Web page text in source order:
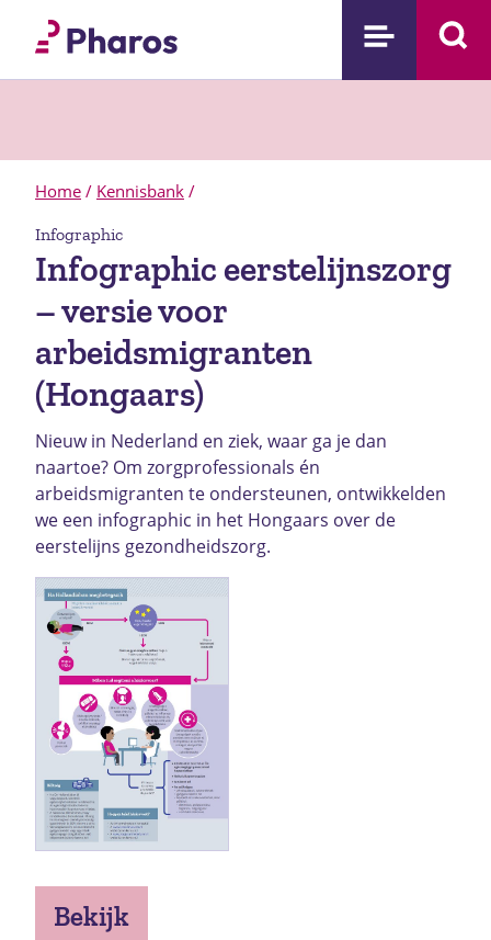
Home / Kennisbank /
Infographic
Infographic eerstelijnszorg
– versie voor
arbeidsmigranten
(Hongaars)
Nieuw in Nederland en ziek, waar ga je dan
naartoe? Om zorgprofessionals én
arbeidsmigranten te ondersteunen, ontwikkelden
we een infographic in het Hongaars over de
eerstelijns gezondheidszorg.
Bekijk